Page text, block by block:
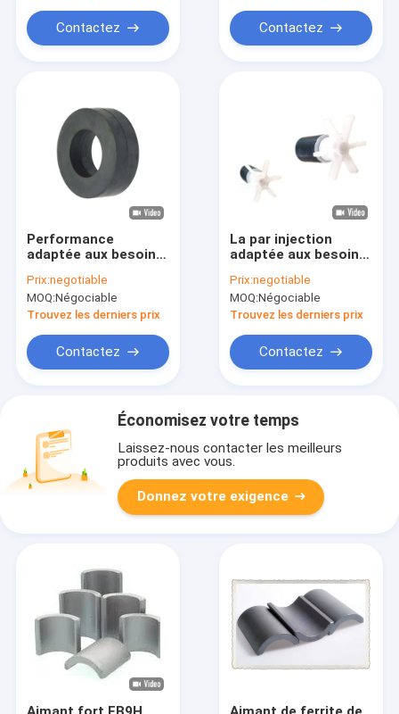
Contactez Contactez
Performance
adaptée aux besoins
TS16949 de Gray
Ring Ferrite Magnet
de charbon de bois
Prix:negotiable
MOQ:Négociable
Trouvez les derniers prix
Contactez
La par injection
adaptée aux besoins
moulage OIN
TS16949 d'aimant
pour le moteur de
Prix:negotiable
MOQ:Négociable
Trouvez les derniers prix
Contactez
Économisez votre temps
Laissez-nous contacter les meilleurs
produits avec vous.
Donnez votre exigence